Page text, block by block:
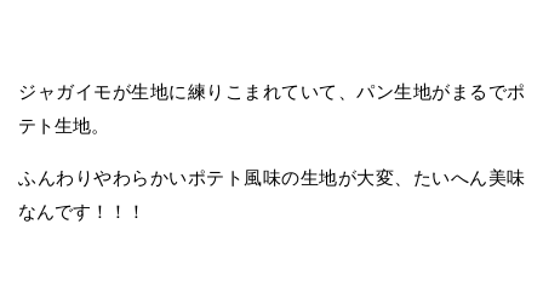
ジャガイモが生地に練りこまれていて、パン生地がまるでポ
テト生地。
ふんわりやわらかいポテト風味の生地が大変、たいへん美味
なんです！！！